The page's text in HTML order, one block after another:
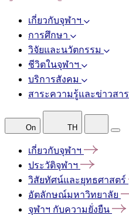
เกี่ยวกับจุฬาฯ
การศึกษา
วิจัยและนวัตกรรม
ชีวิตในจุฬาฯ
บริการสังคม
สาระความรู้และข่าวสาร
On TH
เกี่ยวกับจุฬาฯ
ประวัติจุฬาฯ
วิสัยทัศน์และยุทธศาสตร์
อัตลักษณ์มหาวิทยาลัย
จุฬาฯ กับความยั่งยืน